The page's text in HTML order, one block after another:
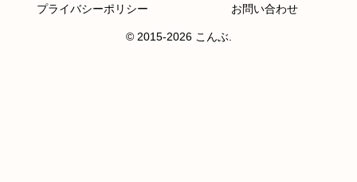
プライバシーポリシー
お問い合わせ
© 2015-2026 こんぶ.